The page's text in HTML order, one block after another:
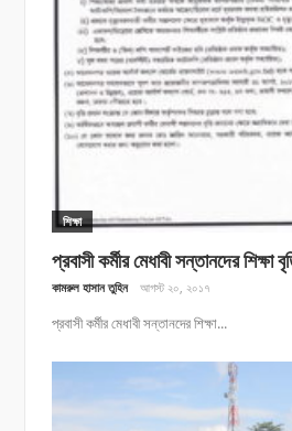
শিক্ষা
প্রবাসী কর্মীর মেধাবী সন্তানদের শিক্ষা
কামরুল হাসান তুহিন আগস্ট ২০, ২০১৭
প্রবাসী কর্মীর মেধাবী সন্তানদের শিক্ষা...